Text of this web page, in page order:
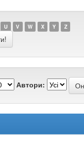
U V W X Y Z
Автори: